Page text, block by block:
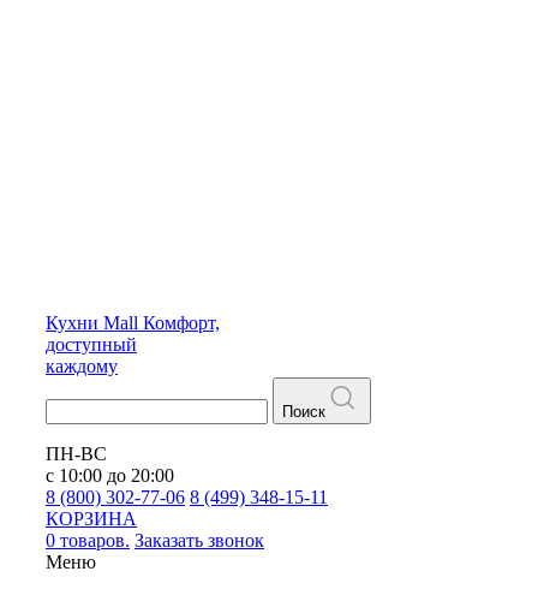
Кухни Mall Комфорт,
доступный
каждому
Поиск
ПН-ВС
с 10:00 до 20:00
8 (800) 302-77-06 8 (499) 348-15-11
КОРЗИНА
0 товаров. Заказать звонок
Меню